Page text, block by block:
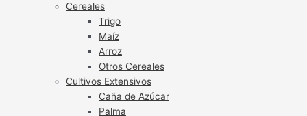
Cereales
Trigo
Maíz
Arroz
Otros Cereales
Cultivos Extensivos
Caña de Azúcar
Palma